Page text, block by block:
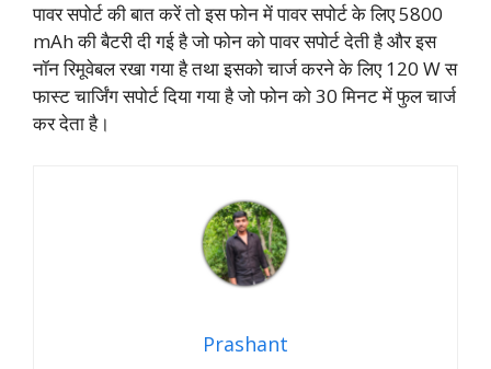
पावर सपोर्ट की बात करें तो इस फोन में पावर सपोर्ट के लिए 5800
mAh की बैटरी दी गई है जो फोन को पावर सपोर्ट देती है और इस
नॉन रिमूवेबल रखा गया है तथा इसको चार्ज करने के लिए 120 W स
फास्ट चार्जिंग सपोर्ट दिया गया है जो फोन को 30 मिनट में फुल चार्ज
कर देता है।
Prashant